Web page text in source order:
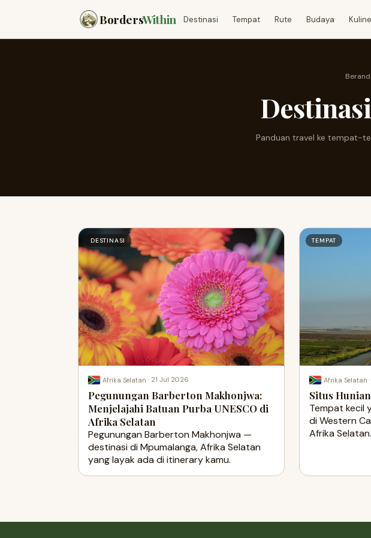
BordersWithin Destinasi Tempat Rute Budaya
Panduan travel ke tempat-
DESTINASI
Afrika Selatan · 21 Jul 2026
Pegunungan Barberton Makhonjwa:
Menjelajahi Batuan Purba UNESCO di
Afrika Selatan
Pegunungan Barberton Makhonjwa —
destinasi di Mpumalanga, Afrika Selatan
yang layak ada di itinerary kamu.
TEMPAT
Afrika Selatan
Situs
Tempat kecil
di Western
Afrika Selatan.